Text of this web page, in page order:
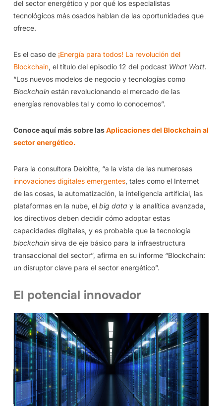
del sector energético y por qué los especialistas
tecnológicos más osados hablan de las oportunidades que
ofrece.
Es el caso de ¡Energía para todos! La revolución del
Blockchain, el título del episodio 12 del podcast What Watt.
“Los nuevos modelos de negocio y tecnologías como
Blockchain están revolucionando el mercado de las
energías renovables tal y como lo conocemos”.
Conoce aquí más sobre lasAplicaciones del Blockchain al
sector energético.
Para la consultora Deloitte, “a la vista de las numerosas
innovaciones digitales emergentes, tales como el Internet
de las cosas, la automatización, la inteligencia artificial, las
plataformas en la nube, el big data y la analítica avanzada,
los directivos deben decidir cómo adoptar estas
capacidades digitales, y es probable que la tecnología
blockchain sirva de eje básico para la infraestructura
transaccional del sector”, afirma en su informe “Blockchain:
un disruptor clave para el sector energético”.
El potencial innovador